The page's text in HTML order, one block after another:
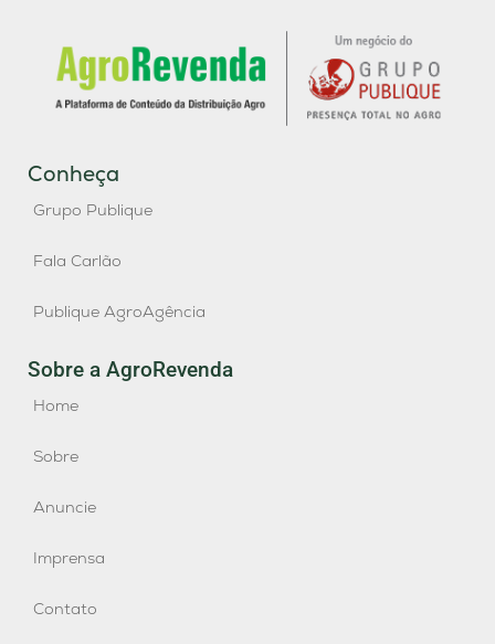
Conheça
Grupo Publique
Fala Carlão
Publique AgroAgência
Sobre a AgroRevenda
Home
Sobre
Anuncie
Imprensa
Contato